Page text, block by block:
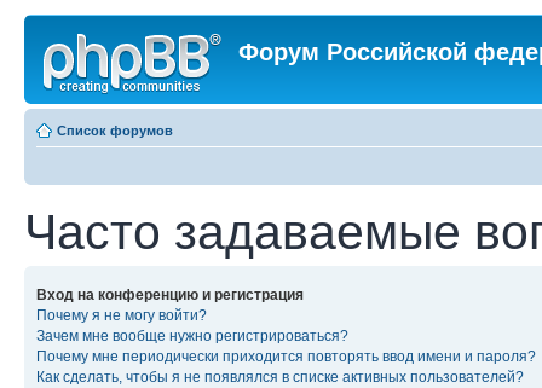
Форум Российской
Список форумов
Часто задаваемые
Вход на конференцию и регистрация
Почему я не могу войти?
Зачем мне вообще нужно регистрироваться?
Почему мне периодически приходится повторять ввод имени и пароля?
Как сделать, чтобы я не появлялся в списке активных пользователей?